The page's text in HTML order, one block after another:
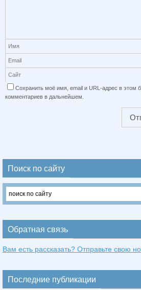
Сохранить моё имя, email и URL-адрес в этом
комментариев в дальнейшем.
Поиск по сайту
Обратная связь
Вам есть рассказать? Отправьте свою
Последние публикации